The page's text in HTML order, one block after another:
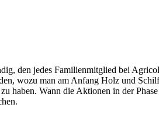
den jedes Familienmitglied bei
wozu man am Anfang Holz und
haben. Wann die Aktionen in der